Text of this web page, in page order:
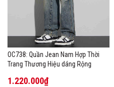
OC738: Quần Jean Nam Hợp Thời
Trang Thương Hiệu dáng Rộng
1.220.000₫